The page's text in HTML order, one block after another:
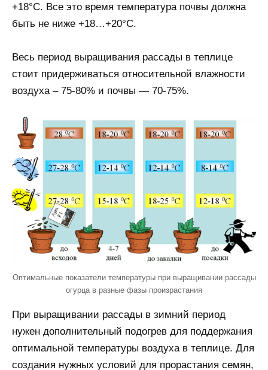
+18°С. Все это время температура почвы должна
быть не ниже +18…+20°С.
Весь период выращивания рассады в теплице
стоит придерживаться относительной влажности
воздуха – 75-80% и почвы — 70-75%.
Оптимальные показатели температуры при выращивании рассады
огурца в разные фазы произрастания
При выращивании рассады в зимний период
нужен дополнительный подогрев для поддержания
оптимальной температуры воздуха в теплице. Для
создания нужных условий для прорастания семян,